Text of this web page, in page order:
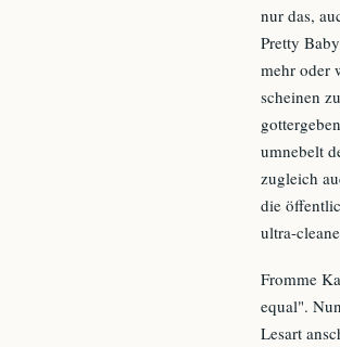
nur das,
Pretty
mehr oder
scheinen
umnebelt
zugleich
die
ultra-
Fromme
equal".
Lesart